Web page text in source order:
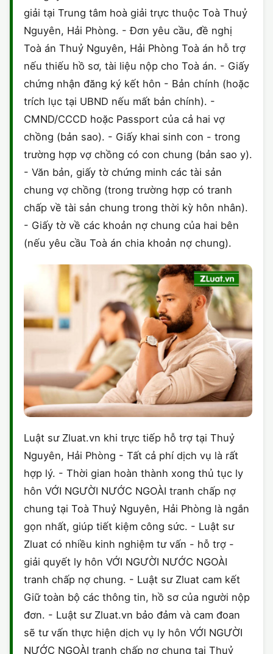
giải tại Trung tâm hoà giải trực thuộc Toà Thuỷ
Nguyên, Hải Phòng. - Đơn yêu cầu, đề nghị
Toà án Thuỷ Nguyên, Hải Phòng Toà án hỗ trợ
nếu thiếu hồ sơ, tài liệu nộp cho Toà án. - Giấy
chứng nhận đăng ký kết hôn - Bản chính (hoặc
trích lục tại UBND nếu mất bản chính). -
CMND/CCCD hoặc Passport của cả hai vợ
chồng (bản sao). - Giấy khai sinh con - trong
trường hợp vợ chồng có con chung (bản sao y).
- Văn bản, giấy tờ chứng minh các tài sản
chung vợ chồng (trong trường hợp có tranh
chấp về tài sản chung trong thời kỳ hôn nhân).
- Giấy tờ về các khoản nợ chung của hai bên
(nếu yêu cầu Toà án chia khoản nợ chung).
Luật sư Zluat.vn khi trực tiếp hỗ trợ tại Thuỷ
Nguyên, Hải Phòng - Tất cả phí dịch vụ là rất
hợp lý. - Thời gian hoàn thành xong thủ tục ly
hôn VỚI NGƯỜI NƯỚC NGOÀI tranh chấp nợ
chung tại Toà Thuỷ Nguyên, Hải Phòng là ngắn
gọn nhất, giúp tiết kiệm công sức. - Luật sư
Zluat có nhiều kinh nghiệm tư vấn - hỗ trợ -
giải quyết ly hôn VỚI NGƯỜI NƯỚC NGOÀI
tranh chấp nợ chung. - Luật sư Zluat cam kết
Giữ toàn bộ các thông tin, hồ sơ của người nộp
đơn. - Luật sư Zluat.vn bảo đảm và cam đoan
sẽ tư vấn thực hiện dịch vụ ly hôn VỚI NGƯỜI
NƯỚC NGOÀI tranh chấp nợ chung tại Thuỷ